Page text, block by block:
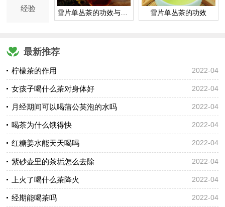
经验 雪片单丛茶的功效与作用 雪片单丛茶的功效
最新推荐
柠檬茶的作用 2022-04
女孩子喝什么茶对身体好 2022-04
月经期间可以喝蒲公英泡的水吗 2022-04
喝茶为什么饿得快 2022-04
红糖姜水能天天喝吗 2022-04
紫砂壶里的茶垢怎么去除 2022-04
上火了喝什么茶降火 2022-04
经期能喝茶吗 2022-04